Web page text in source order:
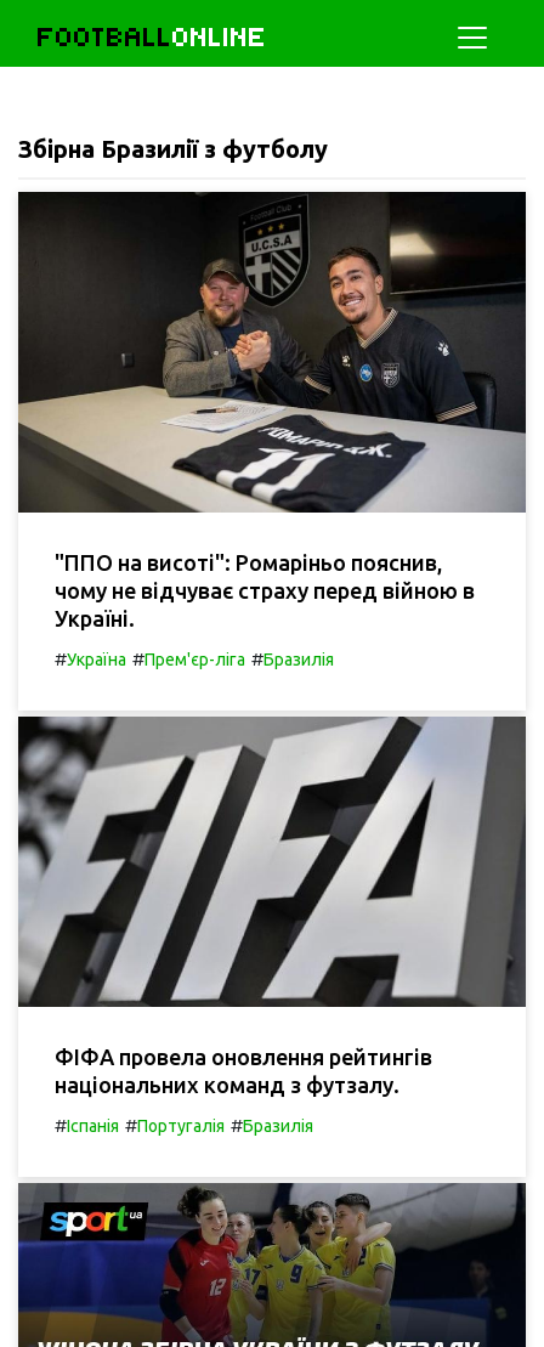
FOOTBALLONLINE
Збірна Бразилії з футболу
"ППО на висоті": Ромаріньо пояснив,
чому не відчуває страху перед війною в
Україні.
#Україна #Прем'єр-ліга #Бразилія
ФІФА провела оновлення рейтингів
національних команд з футзалу.
#Іспанія #Португалія #Бразилія